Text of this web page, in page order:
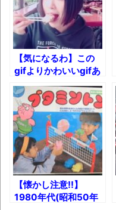
【気になるわ】この
gifよりかわいいgifあ
るんか？【まとめ】
【懐かし注意!!】
1980年代(昭和50年